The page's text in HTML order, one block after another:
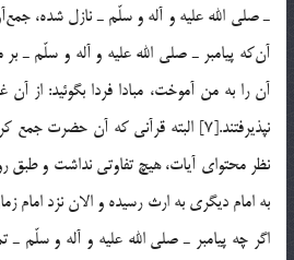
ـ صلي الله عليه و آله و سلّم ـ نازل شده،
آن‌كه پيامبر ـ صلي الله عليه و آله و سلّم ـ
آن را به من آموخت، مبادا فردا بگوئيد: از
نپذيرفتند.[7] البته قرآني که آن حضرت
نظر محتواي آيات، هيچ تفاوتي نداشت و طبق
اگر چه پيامبر ـ صلي الله عليه و آله و سلّم ـ